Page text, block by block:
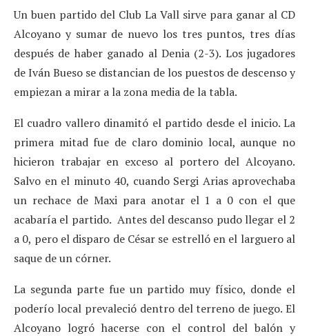
Un buen partido del Club La Vall sirve para ganar al CD
Alcoyano y sumar de nuevo los tres puntos, tres días
después de haber ganado al Denia (2-3). Los jugadores
de Iván Bueso se distancian de los puestos de descenso y
empiezan a mirar a la zona media de la tabla.
El cuadro vallero dinamitó el partido desde el inicio. La
primera mitad fue de claro dominio local, aunque no
hicieron trabajar en exceso al portero del Alcoyano.
Salvo en el minuto 40, cuando Sergi Arias aprovechaba
un rechace de Maxi para anotar el 1 a 0 con el que
acabaría el partido. Antes del descanso pudo llegar el 2
a 0, pero el disparo de César se estrelló en el larguero al
saque de un córner.
La segunda parte fue un partido muy físico, donde el
poderío local prevaleció dentro del terreno de juego. El
Alcoyano logró hacerse con el control del balón y